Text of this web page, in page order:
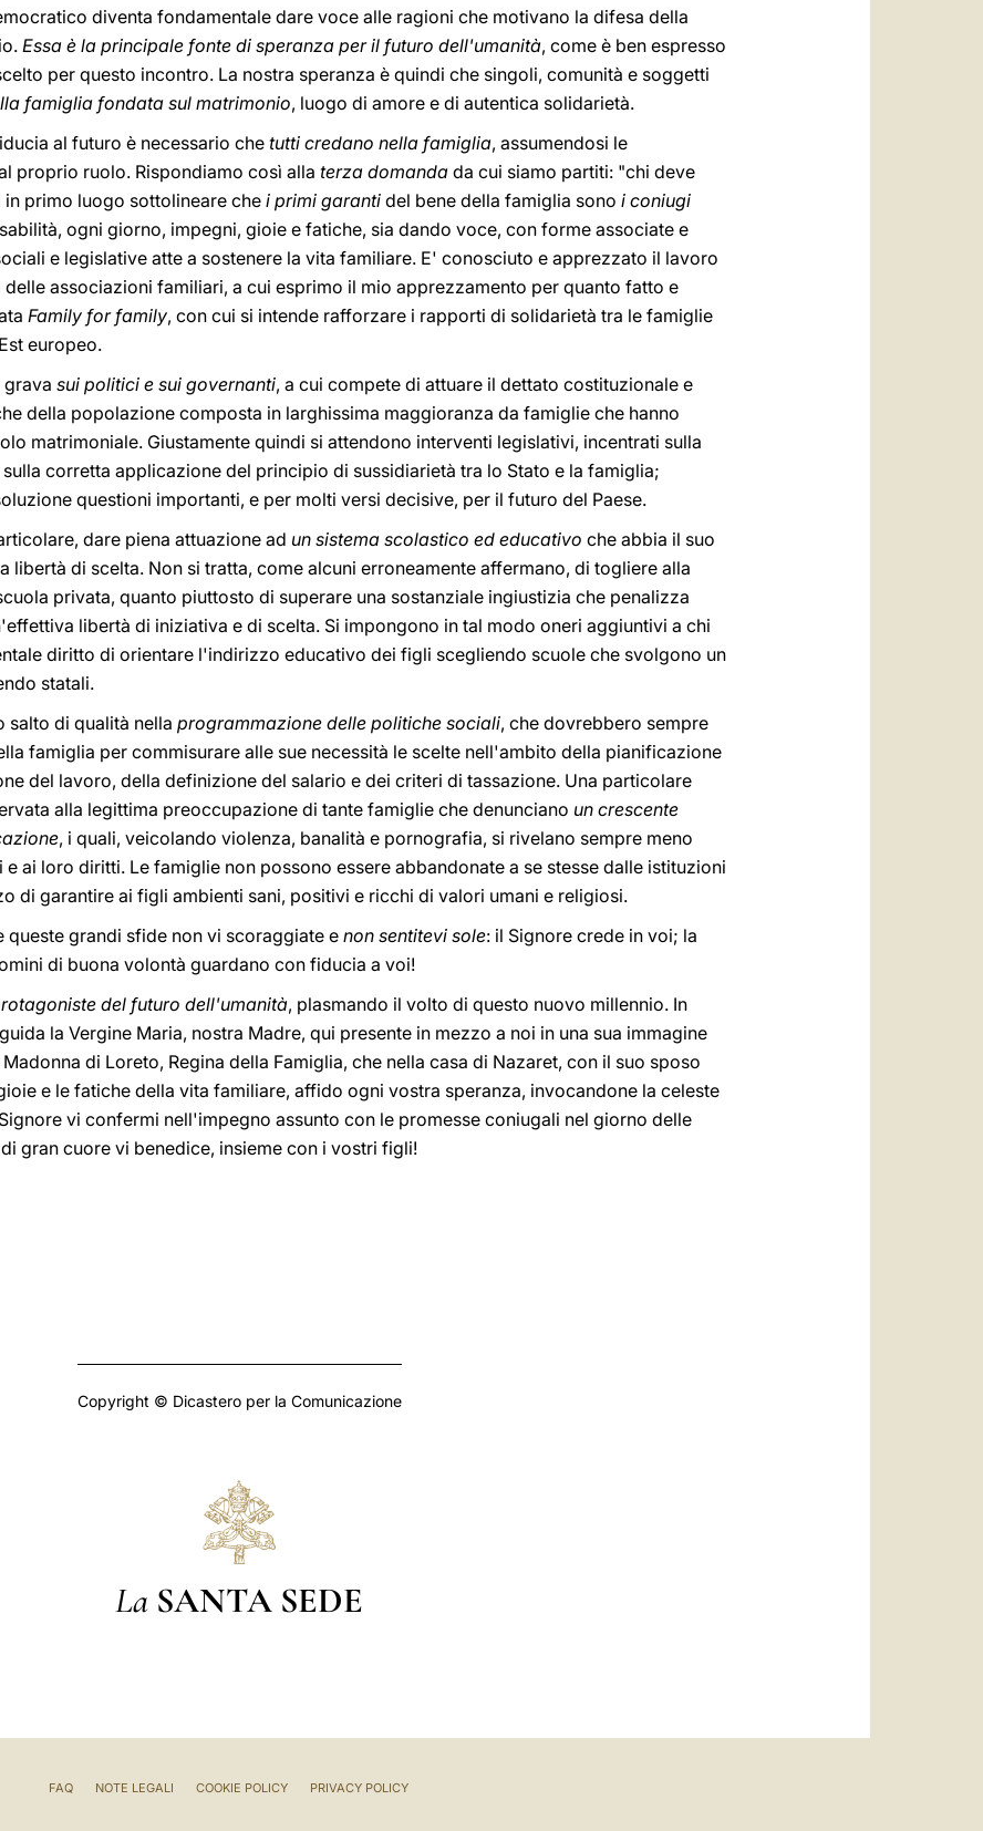
diventa fondamentale dare voce alle ragioni che motivano la difesa della
Essa è la principale fonte di speranza per il futuro dell'umanità, come è ben espresso
per questo incontro. La nostra speranza è quindi che singoli, comunità e soggetti
famiglia fondata sul matrimonio, luogo di amore e di autentica solidarietà.
al futuro è necessario chetutti credano nella famiglia, assumendosi le
proprio ruolo. Rispondiamo così alla terza domanda da cui siamo partiti: "chi deve
primo luogo sottolineare chei primi garanti del bene della famiglia sono i coniugi
ogni giorno, impegni, gioie e fatiche, sia dando voce, con forme associate e
e legislative atte a sostenere la vita familiare. E' conosciuto e apprezzato il lavoro
delle associazioni familiari, a cui esprimo il mio apprezzamento per quanto fatto e
Family for family, con cui si intende rafforzare i rapporti di solidarietà tra le famiglie
europeo.
sui politici e sui governanti, a cui compete di attuare il dettato costituzionale e
della popolazione composta in larghissima maggioranza da famiglie che hanno
matrimoniale. Giustamente quindi si attendono interventi legislativi, incentrati sulla
corretta applicazione del principio di sussidiarietà tra lo Stato e la famiglia;
questioni importanti, e per molti versi decisive, per il futuro del Paese.
dare piena attuazione ad un sistema scolastico ed educativo che abbia il suo
libertà di scelta. Non si tratta, come alcuni erroneamente affermano, di togliere alla
privata, quanto piuttosto di superare una sostanziale ingiustizia che penalizza
libertà di iniziativa e di scelta. Si impongono in tal modo oneri aggiuntivi a chi
diritto di orientare l'indirizzo educativo dei figli scegliendo scuole che svolgono un
statali.
salto di qualità nella programmazione delle politiche sociali, che dovrebbero sempre
famiglia per commisurare alle sue necessità le scelte nell'ambito della pianificazione
del lavoro, della definizione del salario e dei criteri di tassazione. Una particolare
alla legittima preoccupazione di tante famiglie che denunciano un crescente
, i quali, veicolando violenza, banalità e pornografia, si rivelano sempre meno
ai loro diritti. Le famiglie non possono essere abbandonate a se stesse dalle istituzioni
di garantire ai figli ambienti sani, positivi e ricchi di valori umani e religiosi.
queste grandi sfide non vi scoraggiate e non sentitevi sole: il Signore crede in voi; la
di buona volontà guardano con fiducia a voi!
del futuro dell'umanità, plasmando il volto di questo nuovo millennio. In
la Vergine Maria, nostra Madre, qui presente in mezzo a noi in una sua immagine
di Loreto, Regina della Famiglia, che nella casa di Nazaret, con il suo sposo
e le fatiche della vita familiare, affido ogni vostra speranza, invocandone la celeste
vi confermi nell'impegno assunto con le promesse coniugali nel giorno delle
gran cuore vi benedice, insieme con i vostri figli!
Copyright © Dicastero per la Comunicazione
La SANTA SEDE
FAQ NOTE LEGALI COOKIE POLICY PRIVACY POLICY